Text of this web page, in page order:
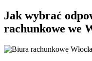
Jak wybrać
rachunkowe we